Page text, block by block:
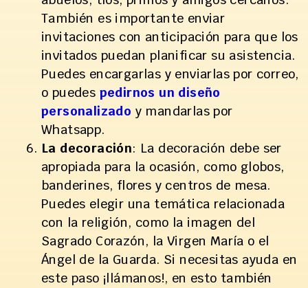
También es importante enviar
invitaciones con anticipación para que los
invitados puedan planificar su asistencia.
Puedes encargarlas y enviarlas por correo,
o puedes pedirnos un diseño
personalizado y mandarlas por
Whatsapp.
La decoración: La decoración debe ser
apropiada para la ocasión, como globos,
banderines, flores y centros de mesa.
Puedes elegir una temática relacionada
con la religión, como la imagen del
Sagrado Corazón, la Virgen María o el
Ángel de la Guarda. Si necesitas ayuda en
este paso ¡llámanos!, en esto también